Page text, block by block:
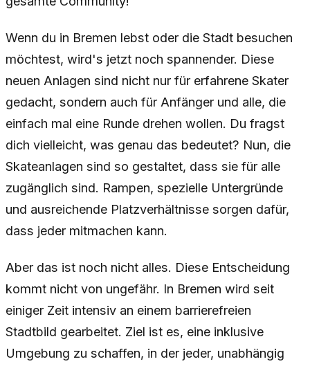
Wenn du in Bremen lebst oder die Stadt besuchen
möchtest, wird's jetzt noch spannender. Diese
neuen Anlagen sind nicht nur für erfahrene Skater
gedacht, sondern auch für Anfänger und alle, die
einfach mal eine Runde drehen wollen. Du fragst
dich vielleicht, was genau das bedeutet? Nun, die
Skateanlagen sind so gestaltet, dass sie für alle
zugänglich sind. Rampen, spezielle Untergründe
und ausreichende Platzverhältnisse sorgen dafür,
dass jeder mitmachen kann.
Aber das ist noch nicht alles. Diese Entscheidung
kommt nicht von ungefähr. In Bremen wird seit
einiger Zeit intensiv an einem barrierefreien
Stadtbild gearbeitet. Ziel ist es, eine inklusive
Umgebung zu schaffen, in der jeder, unabhängig